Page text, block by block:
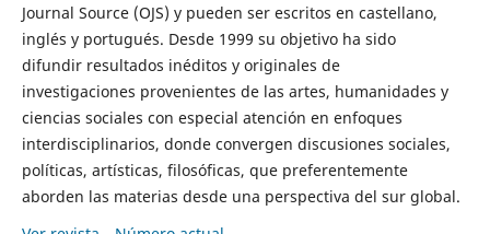
Journal Source (OJS) y pueden ser escritos en castellano,
inglés y portugués. Desde 1999 su objetivo ha sido
difundir resultados inéditos y originales de
investigaciones provenientes de las artes, humanidades y
ciencias sociales con especial atención en enfoques
interdisciplinarios, donde convergen discusiones sociales,
políticas, artísticas, filosóficas, que preferentemente
aborden las materias desde una perspectiva del sur global.